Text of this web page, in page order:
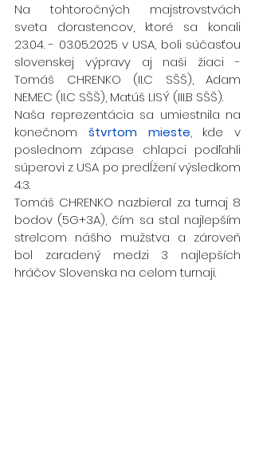
Na tohtoročných majstrovstvách
sveta dorastencov, ktoré sa konali
23.04. - 03.05.2025 v USA, boli súčasťou
slovenskej výpravy aj naši žiaci -
Tomáš CHRENKO (II.C SŠŠ), Adam
NEMEC (II.C SŠŠ), Matúš LISÝ (III.B SŠŠ).
Naša reprezentácia sa umiestnila na
konečnom štvrtom mieste, kde v
poslednom zápase chlapci podľahli
súperovi z USA po predĺžení výsledkom
4:3.
Tomáš CHRENKO nazbieral za turnaj 8
bodov (5G+3A), čím sa stal najlepším
strelcom nášho mužstva a zároveň
bol zaradený medzi 3 najlepších
hráčov Slovenska na celom turnaji.